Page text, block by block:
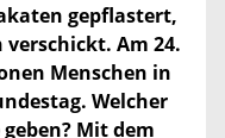
gepflastert,
Am 24.
Menschen in
Welcher
Mit dem